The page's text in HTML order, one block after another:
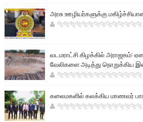
அரசு ஊழியர்களுக்கு
🐅🐅🐅🐅🐅🐅🐆🐆🐆🐆🐆🐆🐆🐆
வடமராட்சி கிழக்கில் அராஜகம்:
வேலிகளை அடித்து நொறுக்கிய
🐅🐅🐅🐅🐅🐅🐆🐆🐆🐆🐆🐆🐆🐆
கலைமகளில் கலக்கிய மாணவர்
🐅🐅🐅🐅🐅🐅🐆🐆🐆🐆🐆🐆🐆🐆